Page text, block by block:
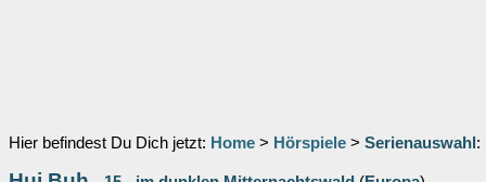
Hier befindest Du Dich jetzt: Home > Hörspiele > Serienauswahl :